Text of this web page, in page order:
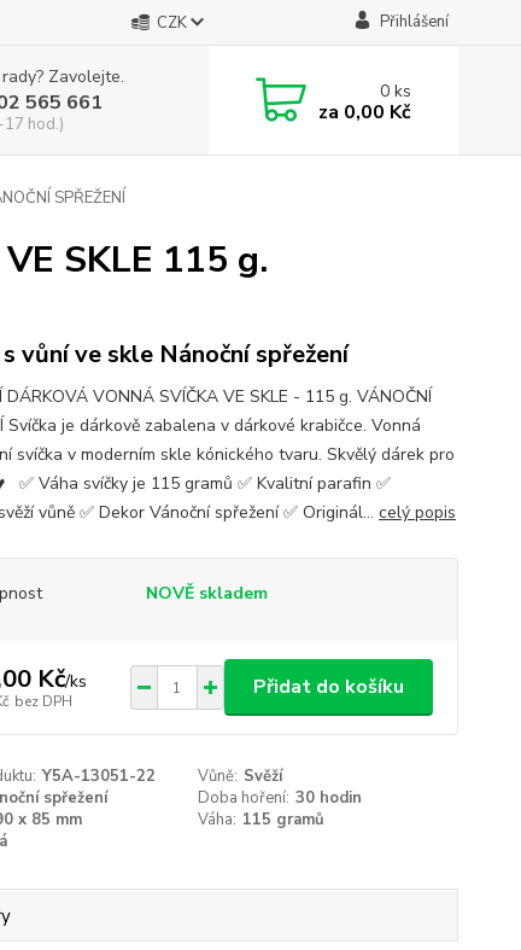
CZK Přihlášení
Zavolejte.
565 661
17 hod.)
0ks
za 0,00 Kč
SPŘEŽENÍ
SKLE 115 g.
vůní ve skle Nánoční spřežení
DÁRKOVÁ VONNÁ SVÍČKA VE SKLE - 115 g. VÁNOČNÍ
Svíčka je dárkově zabalena v dárkové krabičce. Vonná
svíčka v moderním skle kónického tvaru. Skvělý dárek pro
✅ Váha svíčky je 115 gramů ✅ Kvalitní parafin ✅
vůně ✅ Dekor Vánoční spřežení ✅ Originál... celý popis
NOVĚ skladem
Kč/ks
bez DPH
Přidat do košíku
Y5A-13051-22 Vůně: Svěží
spřežení Doba hoření: 30 hodin
x 85 mm Váha: 115 gramů